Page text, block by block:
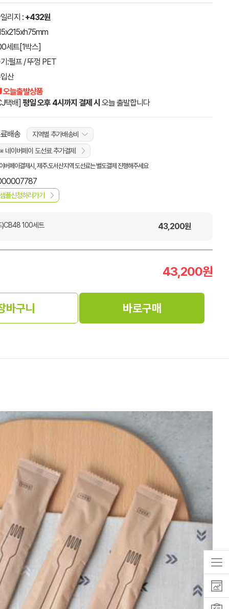
리지 : +432원
세트[1박스]
:펄프 / 뚜껑 PET
산
오늘출발상품
택배] 평일 오후 4시까지 결제 시 오늘 출발합니다
배송
지역별 추가배송비
※ 네이버페이 도선료 추가결제
버페이결제시, 제주.도서산지역 도선료는 별도결제 진행해주세요
샘플신청하러가기
)CB48 100세트 43,200원
43,200원
바구니 바로구매